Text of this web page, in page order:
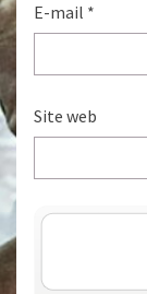
E-mail *
Site web